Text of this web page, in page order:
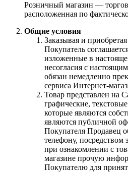
Розничный магазин —
расположенная по
Общие условия
Заказывая и
Покупатель
изложенные в
несогласия с
обязан немедленно
сервиса Интернет-
Товар представлен на
графические,
которые являются
являются публичной
Покупателя Продавец
телефону,
при ознакомлении с
магазине прочую
Покупателю для